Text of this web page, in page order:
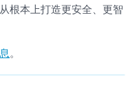
根本上打造更安全、更智
。